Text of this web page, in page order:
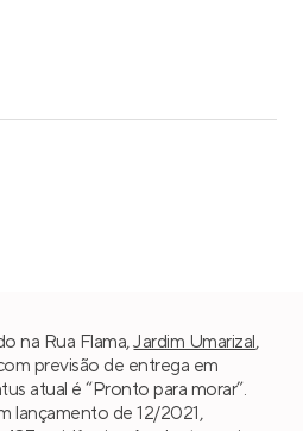
na Rua Flama,Jardim Umarizal,
previsão de entrega em
atual é “Pronto para morar”.
lançamento de 12/2021,